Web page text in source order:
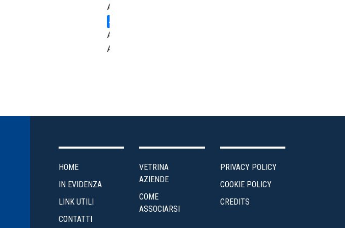
Ambiente
Area
Amministrativa
Credito
Energia
d'Impresa
HOME
IN EVIDENZA
LINK UTILI
CONTATTI
VETRINA
AZIENDE
COME
ASSOCIARSI
PRIVACY POLICY
COOKIE POLICY
CREDITS